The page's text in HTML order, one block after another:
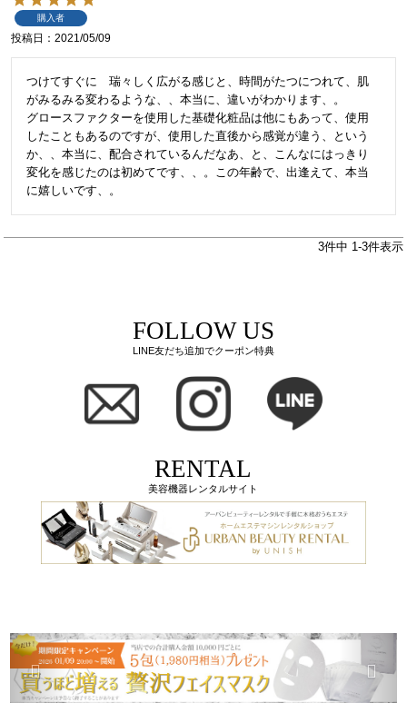
購入者
投稿日 2021/05/09
つけてすぐに　瑞々しく広がる感じと、時間がたつにつれて、肌
がみるみる変わるような、、本当に、違いがわかります、。
グロースファクターを使用した基礎化粧品は他にもあって、使用
したこともあるのですが、使用した直後から感覚が違う、という
か、、本当に、配合されているんだなあ、と、こんなにはっきり
変化を感じたのは初めてです、、。この年齢で、出逢えて、本当
に嬉しいです、。
3件中 1-3件表示
FOLLOW US
LINE友だち追加でクーポン特典
RENTAL
美容機器レンタルサイト